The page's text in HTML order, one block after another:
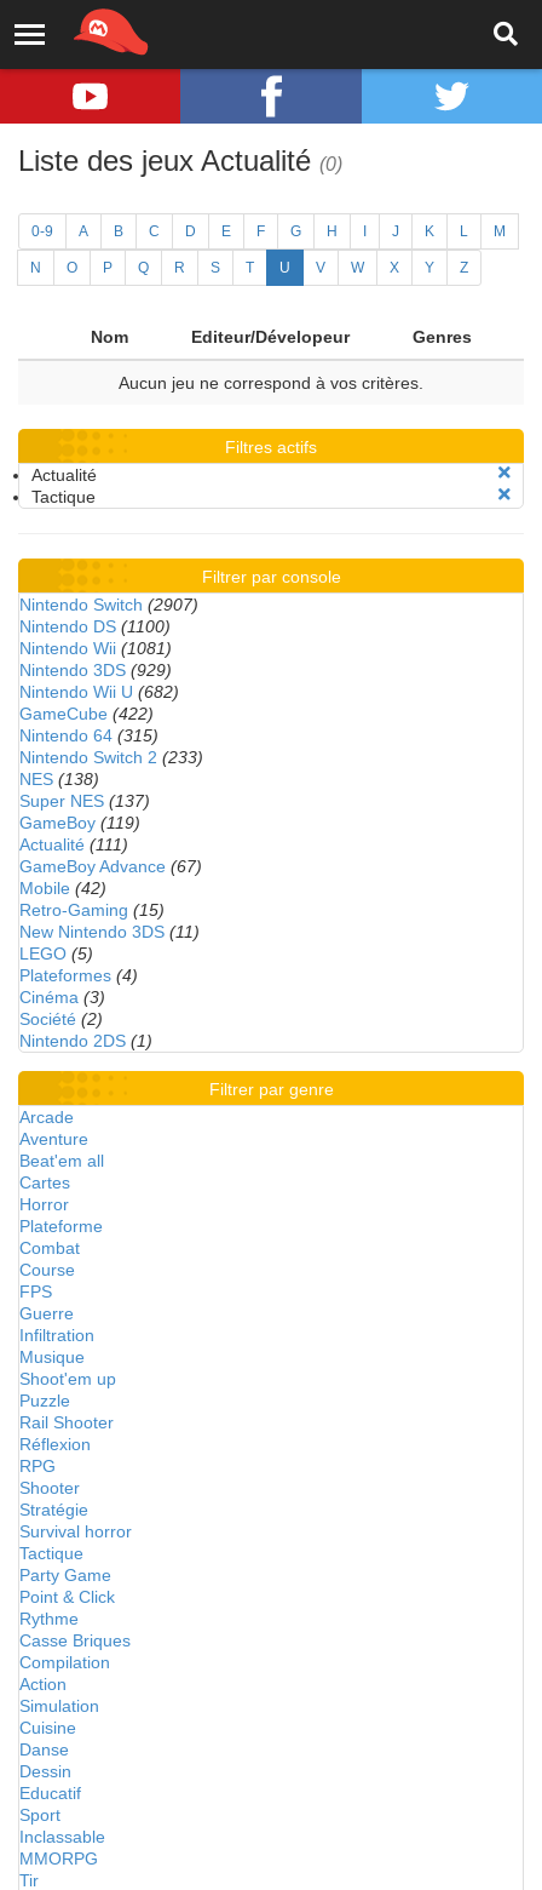
Liste des jeux Actualité (0)
0-9 A B C D E F G H J K L M
N O P Q R S T U V W X Y Z
Nom Editeur/Dévelopeur Genres
Aucun jeu ne correspond à vos critères.
Filtres actifs
Actualité
Tactique
Filtrer par console
Nintendo Switch (2907)
Nintendo DS (1100)
Nintendo Wii (1081)
Nintendo 3DS (929)
Nintendo Wii U (682)
GameCube (422)
Nintendo 64 (315)
Nintendo Switch 2 (233)
NES (138)
Super NES (137)
GameBoy (119)
Actualité (111)
GameBoy Advance (67)
Mobile (42)
Retro-Gaming (15)
New Nintendo 3DS (11)
LEGO (5)
Plateformes (4)
Cinéma (3)
Société (2)
Nintendo 2DS (1)
Filtrer par genre
Arcade
Aventure
Beat'em all
Cartes
Horror
Plateforme
Combat
Course
FPS
Guerre
Infiltration
Musique
Shoot'em up
Puzzle
Rail Shooter
Réflexion
RPG
Shooter
Stratégie
Survival horror
Tactique
Party Game
Point & Click
Rythme
Casse Briques
Compilation
Action
Simulation
Cuisine
Danse
Dessin
Educatif
Sport
Inclassable
MMORPG
Tir